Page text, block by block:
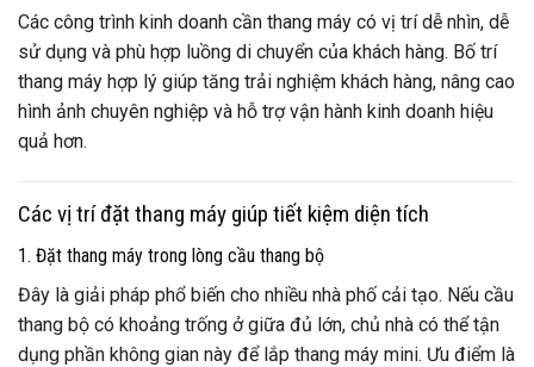
Các công trình kinh doanh cần thang máy có vị trí dễ nhìn, dễ
sử dụng và phù hợp luồng di chuyển của khách hàng. Bố trí
thang máy hợp lý giúp tăng trải nghiệm khách hàng, nâng cao
hình ảnh chuyên nghiệp và hỗ trợ vận hành kinh doanh hiệu
quả hơn.
Các vị trí đặt thang máy giúp tiết kiệm diện tích
1. Đặt thang máy trong lòng cầu thang bộ
Đây là giải pháp phổ biến cho nhiều nhà phố cải tạo. Nếu cầu
thang bộ có khoảng trống ở giữa đủ lớn, chủ nhà có thể tận
dụng phần không gian này để lắp thang máy mini. Ưu điểm là